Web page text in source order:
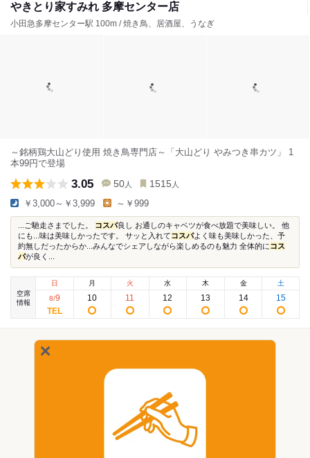
やきとり家すみれ 多摩センター店
小田急多摩センター駅 100m / 焼き鳥、居酒屋、うなぎ
～銘柄鶏大山どり使用 焼き鳥専門店～「大山どり やみつき串カツ」 1
本99円で登場
3.05 50 人 1515 人
￥3,000～￥3,999 ～￥999
...ご馳走さまでした。 コスパ良し お通しのキャベツが食べ放題で美味しい。 他
にも...味は美味しかったです。 サッと入れてコスパよく味も美味しかった、予
約無しだったからか...みんなでシェアしながら楽しめるのも魅力 全体的にコス
パが良く...
空席
情報
日
8/9
月
10
火
11
水
12
木
13
金
14
土
15